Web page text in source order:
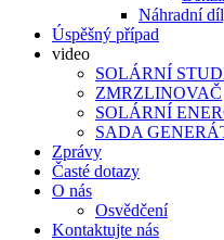
Náhradní
Úspěšný případ
video
SOLÁRNÍ
ZMRZLINOVAČ
SOLÁRNÍ
SADA
Zprávy
Časté dotazy
O nás
Osvědčení
Kontaktujte nás